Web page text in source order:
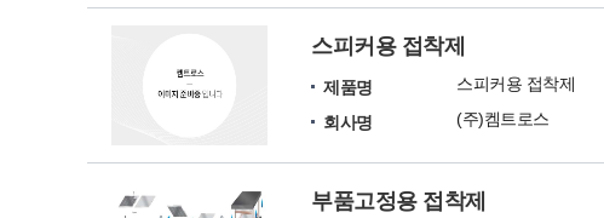
스피커용 접착제
제품명
스피커용 접착제
회사명
(주)켐트로스
부품고정용 접착제